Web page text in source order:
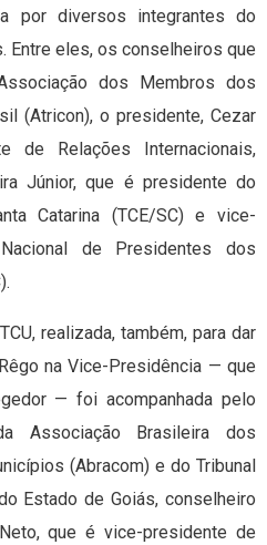
por diversos integrantes do
Entre eles, os conselheiros que
dos Membros dos
(Atricon), o presidente, Cezar
de Relações Internacionais,
Júnior, que é presidente do
Catarina (TCE/SC) e vice-
de Presidentes dos
realizada, também, para dar
na Vice-Presidência — que
— foi acompanhada pelo
Associação Brasileira dos
(Abracom) e do Tribunal
Estado de Goiás, conselheiro
que é vice-presidente de